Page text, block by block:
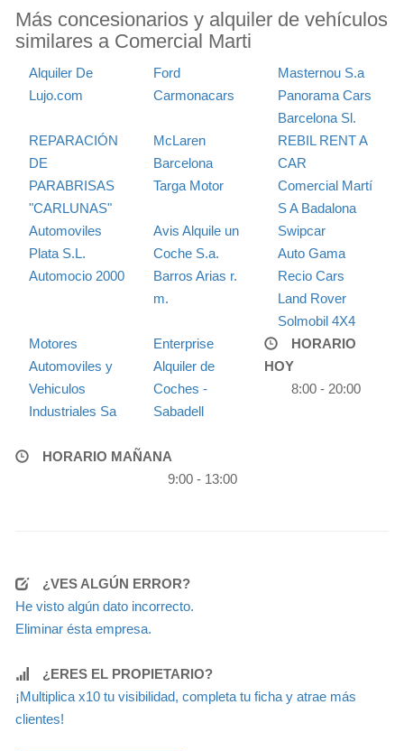
Más concesionarios y alquiler de vehículos
similares a Comercial Marti
Alquiler De
Lujo.com
Ford
Masternou S.a
Carmonacars
Panorama Cars
Barcelona Sl.
REPARACIÓN
DE
PARABRISAS
"CARLUNAS"
McLaren
Barcelona
REBIL RENT A
CAR
Targa Motor
Comercial Martí
S A Badalona
Automoviles
Plata S.L.
Avis Alquile un
Coche S.a.
Swipcar
Auto Gama
Automocio 2000
Barros Arias r.
m.
Recio Cars
Land Rover
Solmobil 4X4
Motores
Automoviles y
Vehiculos
Industriales Sa
Enterprise
Alquiler de
Coches -
Sabadell
HORARIO
HOY
8:00 - 20:00
HORARIO MAÑANA
9:00 - 13:00
¿VES ALGÚN ERROR?
He visto algún dato incorrecto.
Eliminar ésta empresa.
¿ERES EL PROPIETARIO?
¡Multiplica x10 tu visibilidad, completa tu ficha y atrae más
clientes!